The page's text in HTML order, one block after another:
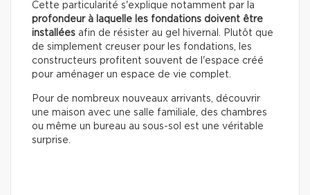
Cette particularité s'explique notamment par la
profondeur à laquelle les fondations doivent être
installées afin de résister au gel hivernal. Plutôt que
de simplement creuser pour les fondations, les
constructeurs profitent souvent de l'espace créé
pour aménager un espace de vie complet.
Pour de nombreux nouveaux arrivants, découvrir
une maison avec une salle familiale, des chambres
ou même un bureau au sous-sol est une véritable
surprise.